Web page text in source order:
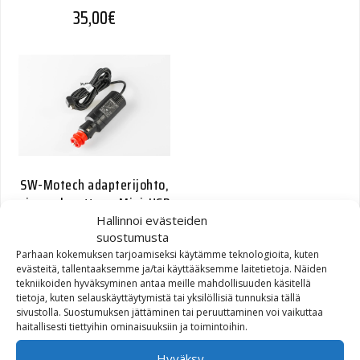
Hallinnoi evästeiden
suostumusta
Parhaan kokemuksen tarjoamiseksi käytämme teknologioita, kuten
evästeitä, tallentaaksemme ja/tai käyttääksemme laitetietoja. Näiden
tekniikoiden hyväksyminen antaa meille mahdollisuuden käsitellä
tietoja, kuten selauskäyttäytymistä tai yksilöllisiä tunnuksia tällä
sivustolla. Suostumuksen jättäminen tai peruuttaminen voi vaikuttaa
haitallisesti tiettyihin ominaisuuksiin ja toimintoihin.
35,00€
SW-Motech adapterijohto,
virranulosotto -> Mini-USB
31,40€Alkuperäinen hinta oli: 31,40€.
15,00€Nykyinen hinta on: 15,00€.